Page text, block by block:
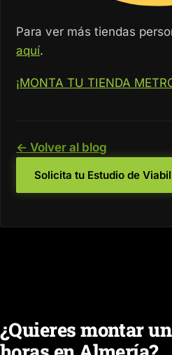
Para ver más tiendas
aquí.
¡MONTA TU TIENDA
← Volver al blog
Solicita tu Estudio de
¿Quieres montar